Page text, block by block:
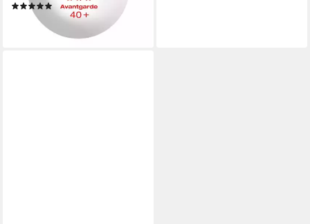
(1)
13,90 €
lieferbar - in 2-3 Werktagen bei dir